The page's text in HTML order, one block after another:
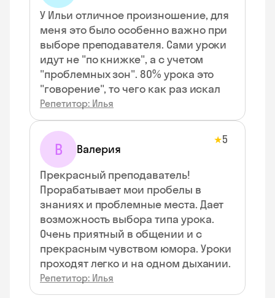
У Ильи отличное произношение, для
меня это было особенно важно при
выборе преподавателя. Сами уроки
идут не "по книжке", а с учетом
"проблемных зон". 80% урока это
"говорение", то чего как раз искал
Репетитор: Илья
В Валерия
★5
Прекрасный преподаватель!
Прорабатывает мои пробелы в
знаниях и проблемные места. Дает
возможность выбора типа урока.
Очень приятный в общении и с
прекрасным чувством юмора. Уроки
проходят легко и на одном дыхании.
Репетитор: Илья